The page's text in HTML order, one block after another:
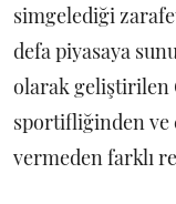
simgelediği
defa piyasaya
olarak geliştirilen
sportifliğinden ve
vermeden farklı